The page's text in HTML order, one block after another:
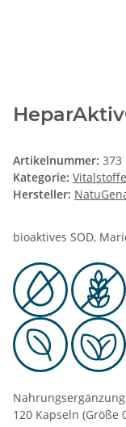
Artikelnummer: 373
Kategorie: Vitalstoffe
Hersteller:
bioaktives SOD,
120 Kapseln (Größe